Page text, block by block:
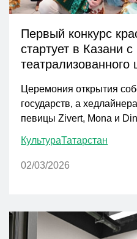
Первый конкурс
стартует в Казани с
театрализованного
Церемония открытия
государств, а
певицы Zivert, Mona и
КультураТатарстан
02/03/2026